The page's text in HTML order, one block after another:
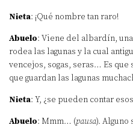
Nieta: ¡Qué nombre tan raro!
Abuelo: Viene del albardín,
rodea las lagunas y la cual
vencejos, sogas, seras… Es
que guardan las lagunas
Nieta: Y, ¿se pueden contar
Abuelo: Mmm… (pausa). Alguno